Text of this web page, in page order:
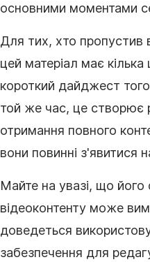
основними моментами
Для тих, хто пропустив
цей матеріал має
короткий дайджест
той же час, це створює
отримання повного
вони повинні з'явитися
Майте на увазі, що
відеоконтенту може
доведеться
забезпечення для